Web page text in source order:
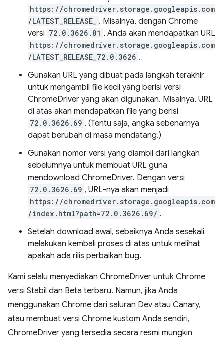
https://chromedriver.storage.googleapis.com
/LATEST_RELEASE_
. Misalnya, dengan Chrome
versi 72.0.3626.81 , Anda akan mendapatkan URL
https://chromedriver.storage.googleapis.com
/LATEST_RELEASE_72.0.3626 .
Gunakan URL yang dibuat pada langkah terakhir
untuk mengambil file kecil yang berisi versi
ChromeDriver yang akan digunakan. Misalnya, URL
di atas akan mendapatkan file yang berisi
72.0.3626.69 . (Tentu saja, angka sebenarnya
dapat berubah di masa mendatang.)
Gunakan nomor versi yang diambil dari langkah
sebelumnya untuk membuat URL guna
mendownload ChromeDriver. Dengan versi
72.0.3626.69 , URL-nya akan menjadi
https://chromedriver.storage.googleapis.com
/index.html?path=72.0.3626.69/ .
Setelah download awal, sebaiknya Anda sesekali
melakukan kembali proses di atas untuk melihat
apakah ada rilis perbaikan bug.
Kami selalu menyediakan ChromeDriver untuk Chrome
versi Stabil dan Beta terbaru. Namun, jika Anda
menggunakan Chrome dari saluran Dev atau Canary,
atau membuat versi Chrome kustom Anda sendiri,
ChromeDriver yang tersedia secara resmi mungkin